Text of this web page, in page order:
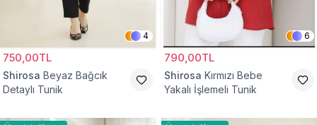
4
750,00TL
Shirosa Beyaz Bağcık
Detaylı Tunik
6
790,00TL
Shirosa Kırmızı Bebe
Yakalı İşlemeli Tunik